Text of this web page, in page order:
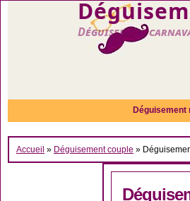
Déguisement
Déguisement
Accueil » Déguisement couple »